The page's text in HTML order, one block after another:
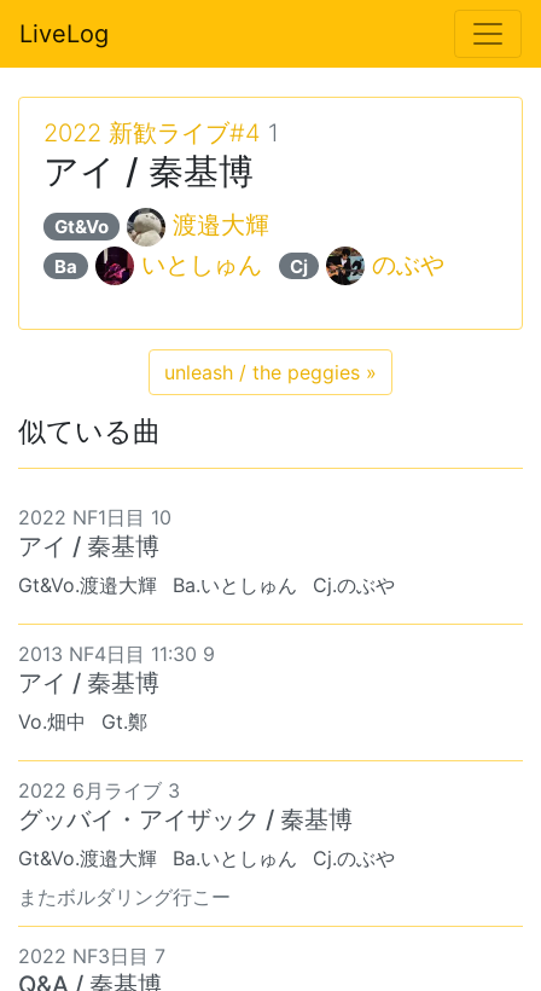
LiveLog
2022 新歓ライブ#4 1
アイ / 秦基博
Gt&Vo 渡邉大輝
Ba いとしゅん Cj のぶや
unleash / the peggies »
似ている曲
2022 NF1日目 10
アイ / 秦基博
Gt&Vo.渡邉大輝 Ba.いとしゅん Cj.のぶや
2013 NF4日目 11:30 9
アイ / 秦基博
Vo.畑中 Gt.鄭
2022 6月ライブ 3
グッバイ・アイザック / 秦基博
Gt&Vo.渡邉大輝 Ba.いとしゅん
Cj.のぶや
またボルダリング行こー
2022 NF3日目 7
Q&A / 秦基博